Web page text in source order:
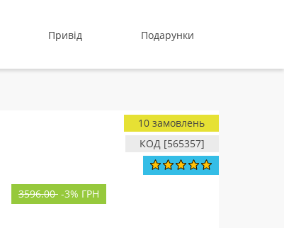
Привід Подарунки
КОД [565357]
10 замовлень
3596.00 -3% ГРН